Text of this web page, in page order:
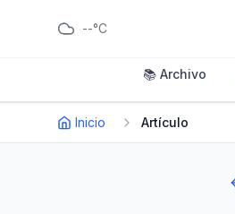
--°C
📚 Archivo
Inicio Artículo